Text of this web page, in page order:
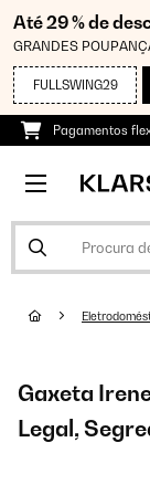
Até 29 % de
GRANDES
FULLSWING29
Pagamentos
Gaxeta
Legal,